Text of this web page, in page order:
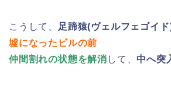
こうして、 足蹄猿(ヴェルフェゴイ
墟になったビルの前
仲間割れの状態を解消 して、 中へ突